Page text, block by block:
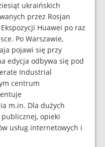
ukraińskich
przez Rosjan
Huawei po raz
Po Warszawie,
pojawi się przy
edycja odbywa się pod
Industrial
centrum
m.in. Dla dużych
opieki
usług internetowych i